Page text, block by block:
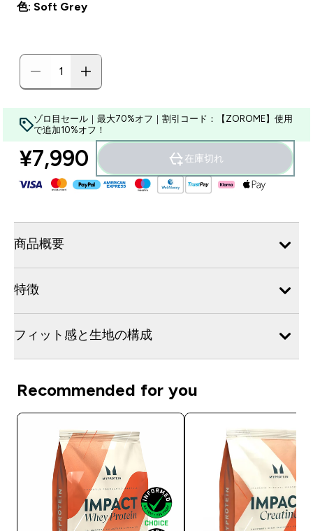
色: Soft Grey
ゾロ目セール｜最大70%オフ｜割引コード：【ZOROME】使用
で追加10%オフ！
¥7,990‎ 在庫切れ
商品概要
特徴
フィット感と生地の構成
Recommended for you